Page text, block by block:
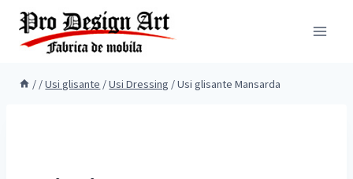
Skip
content
/ /Usi glisante /Usi Dressing /Usi glisante Mansarda